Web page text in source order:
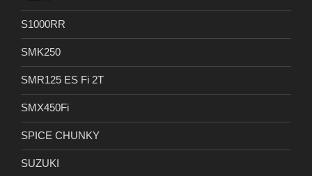
S1000RR
SMK250
SMR125 ES Fi 2T
SMX450Fi
SPICE CHUNKY
SUZUKI